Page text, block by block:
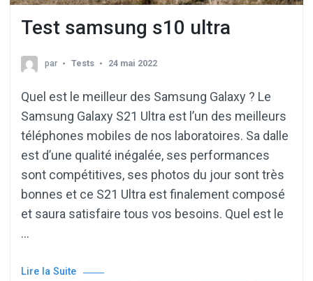
Test samsung s10 ultra
par Tests 24 mai 2022
Quel est le meilleur des Samsung Galaxy ? Le
Samsung Galaxy S21 Ultra est l’un des meilleurs
téléphones mobiles de nos laboratoires. Sa dalle
est d’une qualité inégalée, ses performances
sont compétitives, ses photos du jour sont très
bonnes et ce S21 Ultra est finalement composé
et saura satisfaire tous vos besoins. Quel est le
…
Lire la Suite